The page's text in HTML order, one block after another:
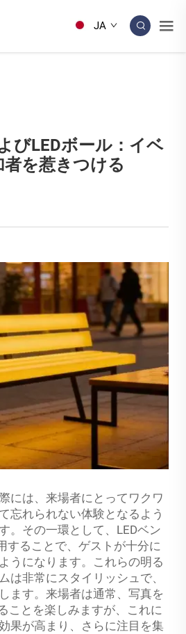
JA
びLEDボール：イベ
者を惹きつける
には、来場者にとってワクワ
忘れられない体験となるよう
。その一環として、LEDベン
することで、ゲストが十分に
うになります。これらの明る
は非常にスタイリッシュで、
ます。来場者は通常、写真を
ことを楽しみますが、これに
果が高まり、さらに注目を集